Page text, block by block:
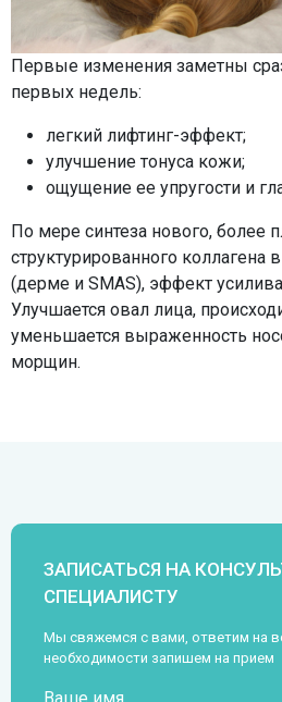
Первые изменения заметны
первых недель:
легкий лифтинг-эффект;
улучшение тонуса кожи;
ощущение ее упругости и
По мере синтеза нового, более
структурированного коллагена
(дерме и SMAS), эффект
Улучшается овал лица,
уменьшается выраженность
морщин.
ЗАПИСАТЬСЯ НА
СПЕЦИАЛИСТУ
Мы свяжемся с вами, ответим на
необходимости запишем на прием